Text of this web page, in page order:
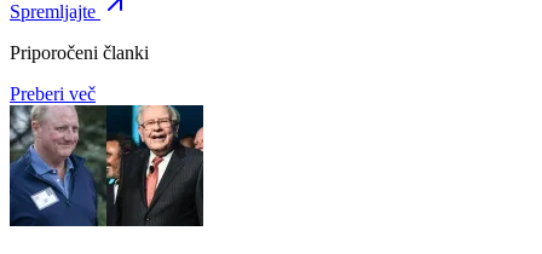
Spremljajte
Priporočeni članki
Preberi več